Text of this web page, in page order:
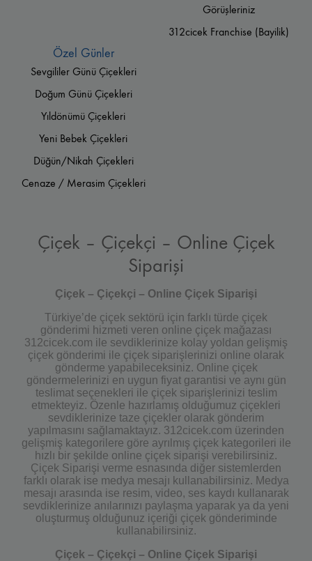
Görüşleriniz
312cicek Franchise (Bayilik)
Özel Günler
Sevgililer Günü Çiçekleri
Doğum Günü Çiçekleri
Yıldönümü Çiçekleri
Yeni Bebek Çiçekleri
Düğün/Nikah Çiçekleri
Cenaze / Merasim Çiçekleri
Çiçek – Çiçekçi – Online Çiçek
Siparişi
Çiçek – Çiçekçi – Online Çiçek Siparişi
Türkiye’de çiçek sektörü için farklı türde çiçek
gönderimi hizmeti veren online çiçek mağazası
312cicek.com ile sevdiklerinize kolay yoldan gelişmiş
çiçek gönderimi ile çiçek siparişlerinizi online olarak
gönderme yapabileceksiniz. Online çiçek
göndermelerinizi en uygun fiyat garantisi ve aynı gün
teslimat seçenekleri ile çiçek siparişlerinizi teslim
etmekteyiz. Özenle hazırlamış olduğumuz çiçekleri
sevdiklerinize taze çiçekler olarak gönderim
yapılmasını sağlamaktayız. 312cicek.com üzerinden
gelişmiş kategorilere göre ayrılmış çiçek kategorileri ile
hızlı bir şekilde online çiçek siparişi verebilirsiniz.
Çiçek Siparişi verme esnasında diğer sistemlerden
farklı olarak ise medya mesajı kullanabilirsiniz. Medya
mesajı arasında ise resim, video, ses kaydı kullanarak
sevdiklerinize anılarınızı paylaşma yaparak ya da yeni
oluşturmuş olduğunuz içeriği çiçek gönderiminde
kullanabilirsiniz.
Çiçek – Çiçekçi – Online Çiçek Siparişi